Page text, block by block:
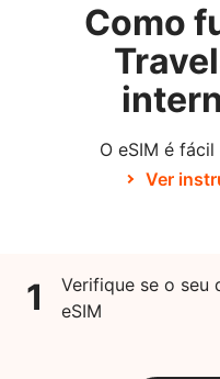
Como
O eSIM é
Ver
1
Verifique se o seu
eSIM